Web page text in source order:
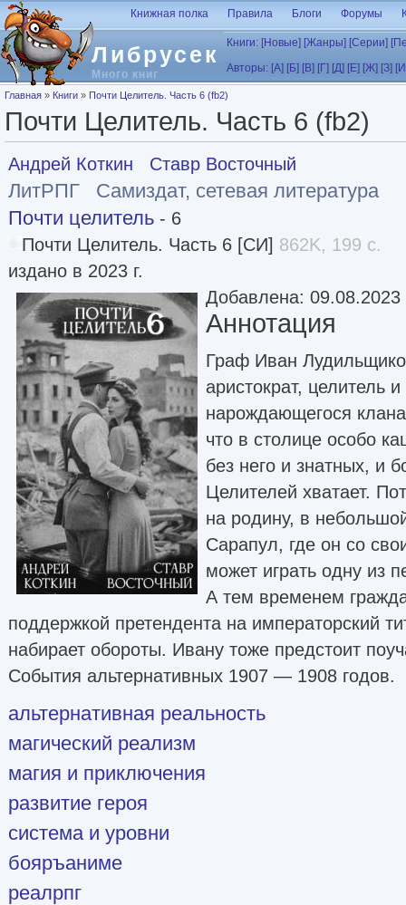
Перейти к основному содержанию
Либрусек
Много книг
Книжная полка Правила Блоги Форумы
Книги: [Новые] [Жанры] [Серии]
Авторы: [А] [Б] [В] [Г] [Д] [Е] [Ж] [З]
Вы здесь
Главная » Книги » Почти Целитель. Часть 6 (fb2)
Почти Целитель. Часть 6 (fb2)
Андрей Коткин Ставр Восточный
ЛитРПГ
Самиздат, сетевая литература
Почти целитель - 6
Почти Целитель. Часть 6 [СИ] 862K, 199 с.
издано в 2023 г.
Добавлена: 09.08.2023
Аннотация
Граф Иван
аристократ, целитель
нарождающегося
что в столице особо
без него и знатных, и
Целителей хватает.
на родину, в
Сарапул, где он со
может играть одну из
А тем временем
поддержкой претендента на императорский
набирает обороты. Ивану тоже предстоит
События альтернативных 1907 — 1908 годов.
альтернативная реальность
магический реализм
магия и приключения
развитие героя
система и уровни
бояръаниме
реалрпг